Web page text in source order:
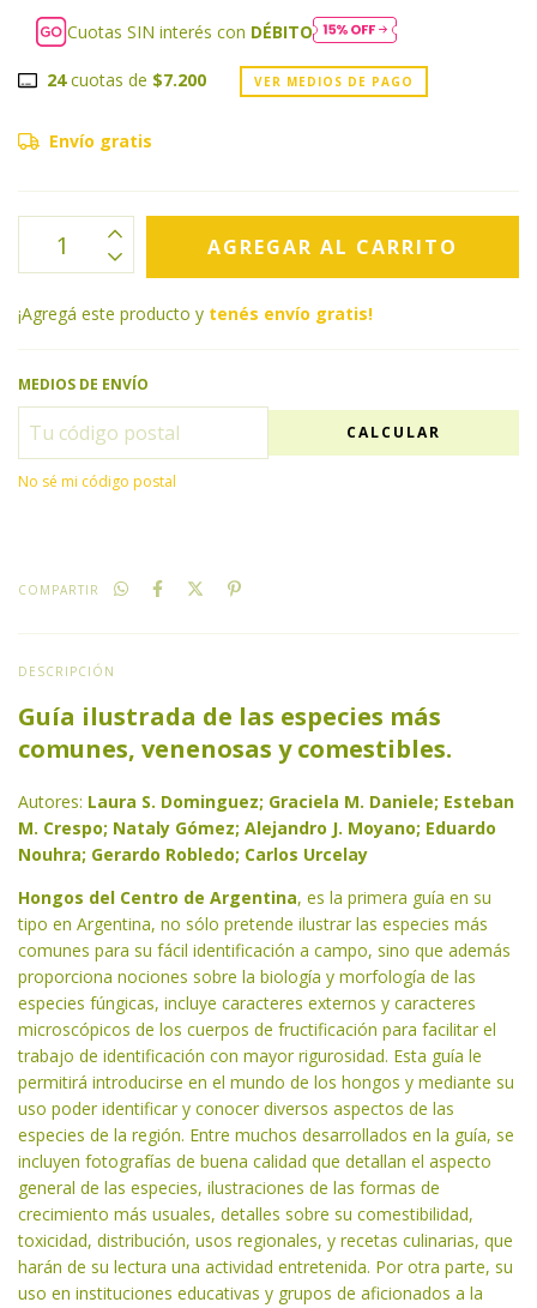
Cuotas SIN interés con DÉBITO
24cuotas de $7.200 VER MEDIOS DE PAGO
Envío gratis
¡Agregá este producto y tenés envío gratis!
MEDIOS DE ENVÍO
CALCULAR
No sé mi código postal
COMPARTIR
DESCRIPCIÓN
Guía ilustrada de las especies más
comunes, venenosas y comestibles.
Autores: Laura S. Dominguez; Graciela M. Daniele; Esteban
M. Crespo; Nataly Gómez; Alejandro J. Moyano; Eduardo
Nouhra; Gerardo Robledo; Carlos Urcelay
Hongos del Centro de Argentina, es la primera guía en su
tipo en Argentina, no sólo pretende ilustrar las especies más
comunes para su fácil identificación a campo, sino que además
proporciona nociones sobre la biología y morfología de las
especies fúngicas, incluye caracteres externos y caracteres
microscópicos de los cuerpos de fructificación para facilitar el
trabajo de identificación con mayor rigurosidad. Esta guía le
permitirá introducirse en el mundo de los hongos y mediante su
uso poder identificar y conocer diversos aspectos de las
especies de la región. Entre muchos desarrollados en la guía, se
incluyen fotografías de buena calidad que detallan el aspecto
general de las especies, ilustraciones de las formas de
crecimiento más usuales, detalles sobre su comestibilidad,
toxicidad, distribución, usos regionales, y recetas culinarias, que
harán de su lectura una actividad entretenida. Por otra parte, su
uso en instituciones educativas y grupos de aficionados a la